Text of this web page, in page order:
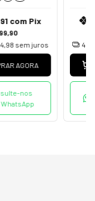
com Pix
sem juros
AGORA
nos
4